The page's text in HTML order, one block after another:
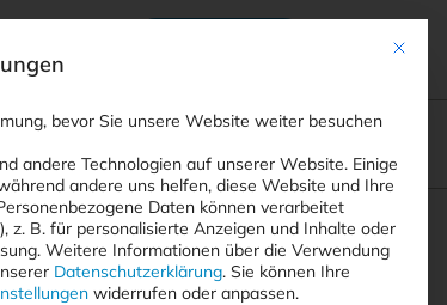
Suchen
Mit
bevor Sie unsere Website weiter besuchen
andere Technologien auf unserer Website. Einige
andere uns helfen, diese Website und Ihre
Daten können verarbeitet
z. B. für personalisierte Anzeigen und Inhalte oder
Weitere Informationen über die Verwendung
Datenschutzerklärung. Sie können Ihre
widerrufen oder anpassen.